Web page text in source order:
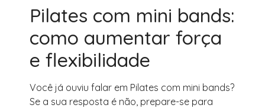
Pilates com mini bands:
como aumentar força
e flexibilidade
Você já ouviu falar em Pilates com mini bands?
Se a sua resposta é não, prepare-se para